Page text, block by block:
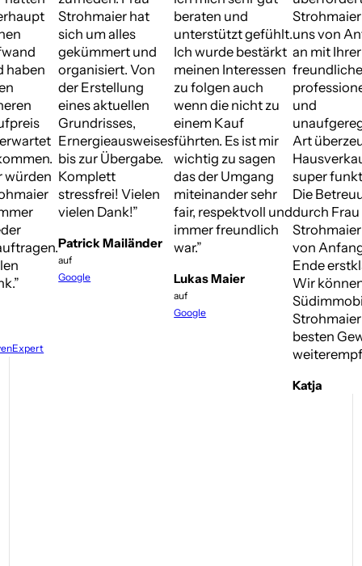
haben
würden
Strohmaier hat
sich um alles
gekümmert und
organisiert. Von
der Erstellung
eines aktuellen
Grundrisses,
Ernergieausweises
bis zur Übergabe.
Komplett
stressfrei! Vielen
vielen Dank!”
Patrick Mailänder
auf
Google
beraten und
unterstützt gefühlt.
Ich wurde bestärkt
meinen Interessen
zu folgen auch
wenn die nicht zu
einem Kauf
führten. Es ist mir
wichtig zu sagen
das der Umgang
miteinander sehr
fair, respektvoll und
immer freundlich
war.”
Lukas Maier
auf
Google
uns von
an mit Ihrer
und
Art
super
Die
durch Frau
von
Ende
Wir
besten
Katja